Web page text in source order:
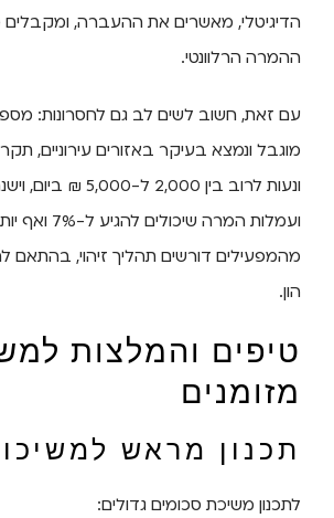
הדיגיטלי, מאשרים את ההעברה, ומקבלים
ההמרה הרלוונטי.
עם זאת, חשוב לשים לב גם לחסרונות:
מוגבל ונמצא בעיקר באזורים עירוניים,
ונעות לרוב בין 2,000 ל-
ועמלות המרה
מהמפעילים דורשים תהליך זיהוי, בהתאם
הון.
טיפים והמלצות
מזומנים
תכנון מראש
לתכנון משיכת סכומים גדולים: